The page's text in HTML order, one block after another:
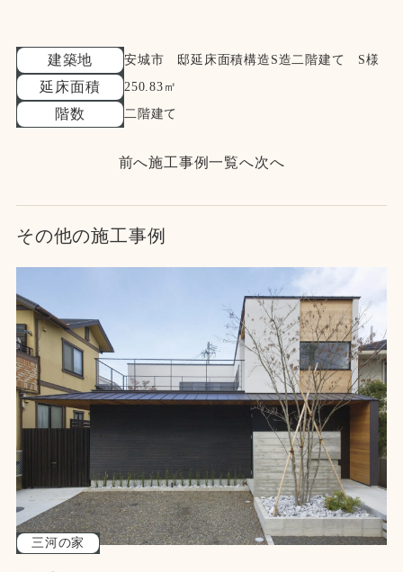
建築地 安城市 邸延床面積構造S造二階建て S様
延床面積 250.83㎡
階数 二階建て
前へ施工事例一覧へ次へ
その他の施工事例
三河の家